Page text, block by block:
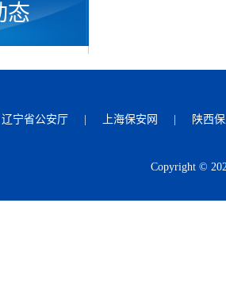
态
辽宁省公安厅 上海保安网
陕西
Copyright ©